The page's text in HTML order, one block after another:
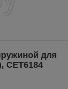
для
CET6184